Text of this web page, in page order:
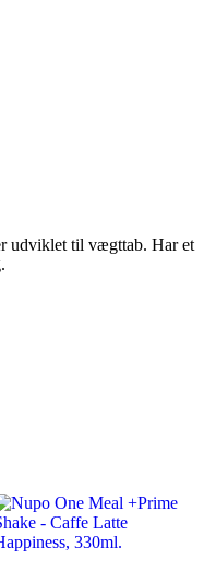
udviklet til vægttab. Har et